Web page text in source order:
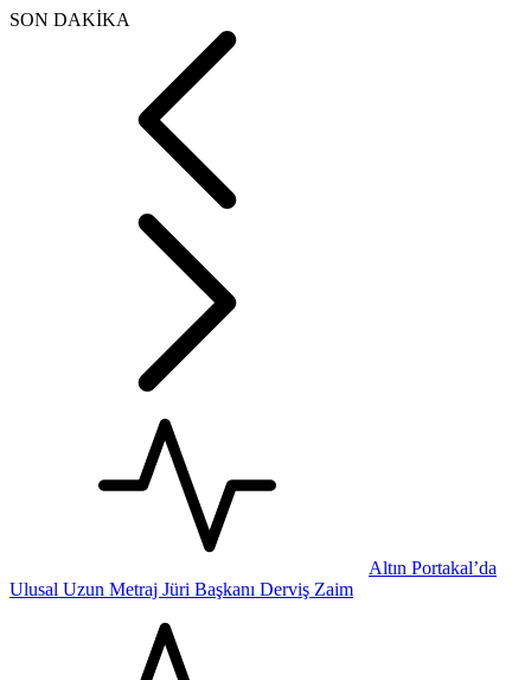
SON DAKİKA
Altın Portakal’da
Ulusal Uzun Metraj Jüri Başkanı Derviş Zaim